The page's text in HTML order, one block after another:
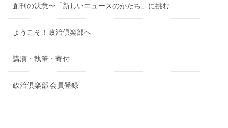
創刊の決意〜「新しいニュースのかたち」に挑む
ようこそ！政治倶楽部へ
講演・執筆・寄付
政治倶楽部 会員登録